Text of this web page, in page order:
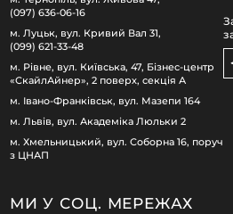
(097) 636-06-16
м. Луцьк, вул. Кривий Вал 31,
(099) 621-33-48
м. Рівне, вул. Київська, 47, Бізнес-центр
«СкайлАйнер», 2 поверх, секція А
м. Івано-Франківськ, вул. Мазепи 164
м. Львів, вул. Академіка Люльки 2
м. Хмельницький, вул. Соборна 16, поруч
з ЦНАП
МИ У СОЦ. МЕРЕЖАХ